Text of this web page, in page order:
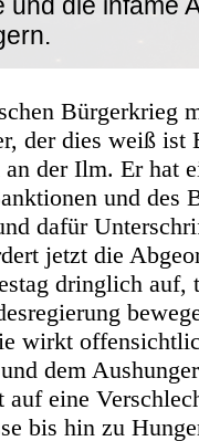
Bürgerkrieg
der dies weiß ist
an der Ilm. Er hat
und des
dafür
jetzt die
dringlich auf,
wirkt
dem
eine
bis hin zu